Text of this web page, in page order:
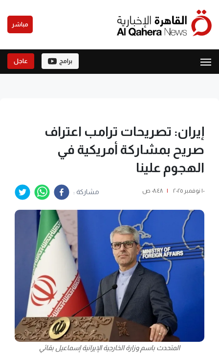
مباشر
برامج عاجل
إيران: تصريحات ترامب اعتراف
صريح بمشاركة أمريكية في
الهجوم علينا
١٠ نوفمبر ٢٠٢٥ | ٠٨:٤٨ ص مشاركة :
المتحدث باسم وزارة الخارجية الإيرانية إسماعيل بقائي